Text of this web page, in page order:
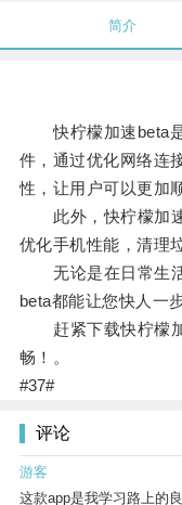
简介
快柠檬加速beta是
件，通过优化网络连
性，让用户可以更加
此外，快柠檬加速
优化手机性能，清理
无论是在日常生活
beta都能让您快人一
赶紧下载快柠檬加
畅！。
#37#
评论
游客
这款app是我学习路上的